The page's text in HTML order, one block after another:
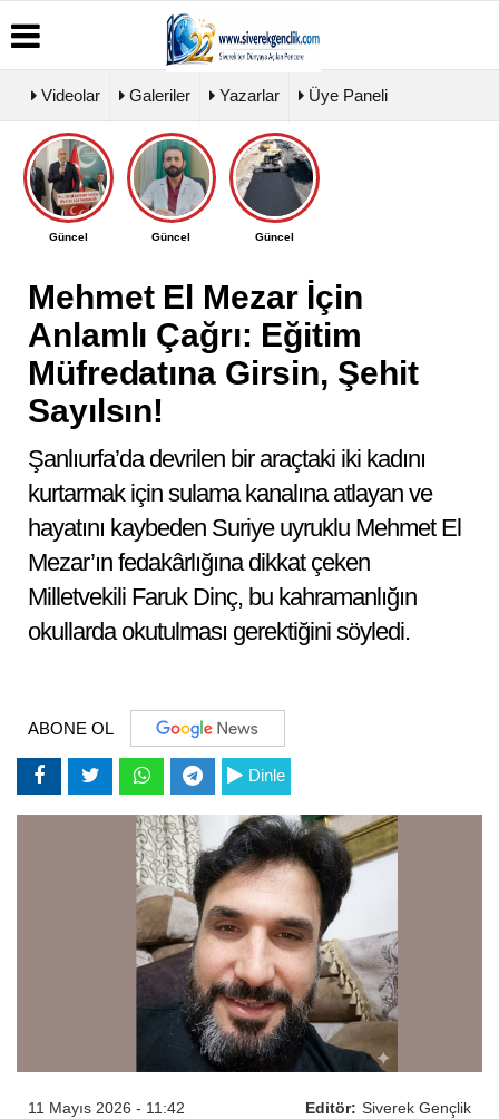
Üye
Paneli
Haber
Arşivi
Haberleri
Biyografiler
Köşe
Yazarları
Video
Galeri
Galeri
Videolar Galeriler Yazarlar Üye Paneli
Güncel Güncel Güncel
Mehmet El Mezar İçin
Anlamlı Çağrı: Eğitim
Müfredatına Girsin, Şehit
Sayılsın!
Şanlıurfa’da devrilen bir araçtaki iki kadını
kurtarmak için sulama kanalına atlayan ve
hayatını kaybeden Suriye uyruklu Mehmet El
Mezar’ın fedakârlığına dikkat çeken
Milletvekili Faruk Dinç, bu kahramanlığın
okullarda okutulması gerektiğini söyledi.
ABONE OL
Dinle
Editör: Siverek Gençlik
11 Mayıs 2026 - 11:42